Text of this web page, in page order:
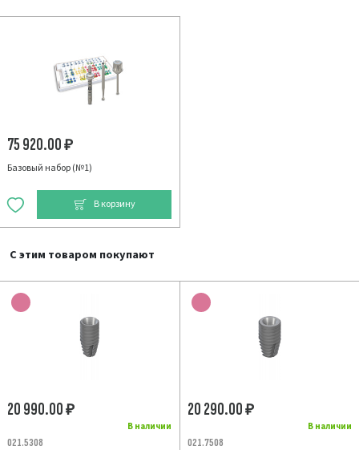
75 920.00₽
Базовый набор (№1)
В корзину
С этим товаром покупают
В наличии
20 990.00₽
021.5308
В наличии
20 290.00₽
021.7508